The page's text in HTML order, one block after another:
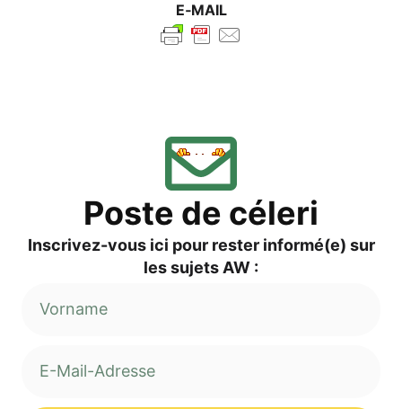
E‑MAIL
Pos­te de céleri
Inscri­vez-vous ici pour res­ter informé(e) sur
les sujets AW :